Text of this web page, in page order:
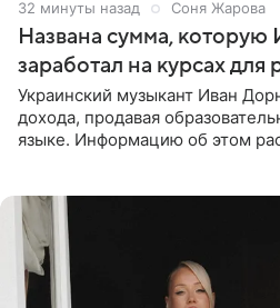
32 минуты назад Соня Жарова
Названа сумма,
заработал на курсах
Украинский музыкант Иван
дохода, продавая
языке. Информацию об этом